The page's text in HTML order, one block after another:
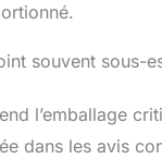
souvent sous-
l’emballage
dans les avis